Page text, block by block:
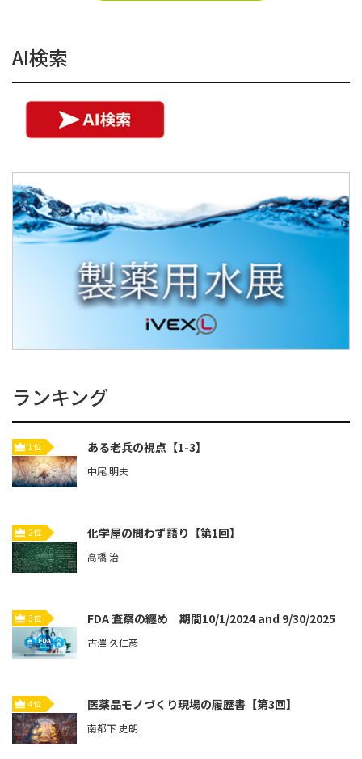
AI検索
ランキング
1位 ある老兵の視点【1-3】
中尾 明夫
2位 化学屋の問わず語り【第1回】
高橋 治
3位 FDA 査察の纏め 期間10/1/2024 and 9/30/2025
古澤 久仁彦
4位 医薬品モノづくり現場の履歴書【第3回】
南都下 史朗